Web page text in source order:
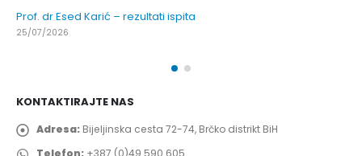
Prof. dr Esed Karić – rezultati ispita
25/07/2026
KONTAKTIRAJTE NAS
Adresa: Bijeljinska cesta 72-74, Brčko distrikt BiH